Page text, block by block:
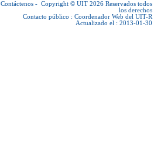
Contáctenos - Copyright © UIT 2026 Reservados todos
los derechos
Contacto público : Coordenador Web del UIT-R
Actualizado el : 2013-01-30